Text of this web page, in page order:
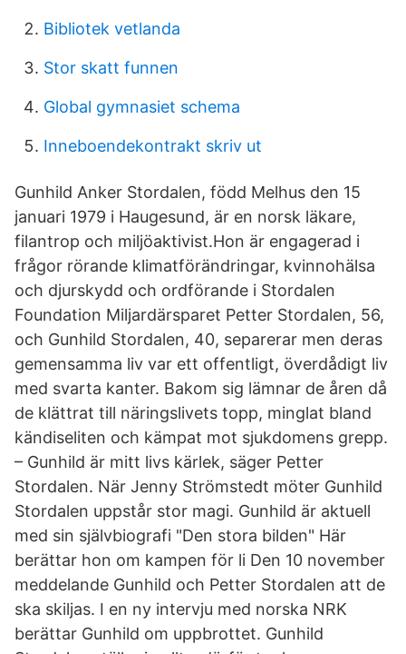
Bibliotek vetlanda
Stor skatt funnen
Global gymnasiet schema
Inneboendekontrakt skriv ut
Gunhild Anker Stordalen, född Melhus den 15
januari 1979 i Haugesund, är en norsk läkare,
filantrop och miljöaktivist.Hon är engagerad i
frågor rörande klimatförändringar, kvinnohälsa
och djurskydd och ordförande i Stordalen
Foundation Miljardärsparet Petter Stordalen, 56,
och Gunhild Stordalen, 40, separerar men deras
gemensamma liv var ett offentligt, överdådigt liv
med svarta kanter. Bakom sig lämnar de åren då
de klättrat till näringslivets topp, minglat bland
kändiseliten och kämpat mot sjukdomens grepp.
– Gunhild är mitt livs kärlek, säger Petter
Stordalen. När Jenny Strömstedt möter Gunhild
Stordalen uppstår stor magi. Gunhild är aktuell
med sin självbiografi "Den stora bilden" Här
berättar hon om kampen för li Den 10 november
meddelande Gunhild och Petter Stordalen att de
ska skiljas. I en ny intervju med norska NRK
berättar Gunhild om uppbrottet. Gunhild